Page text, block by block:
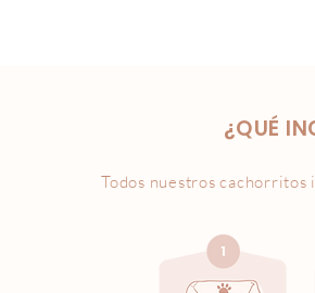
¿QUÉ
Todos nuestros cachorritos